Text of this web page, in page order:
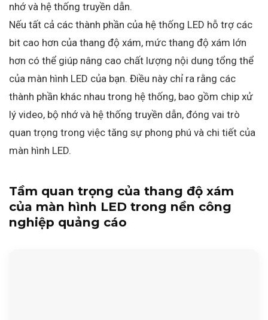
nhớ và hệ thống truyền dẫn.
Nếu tất cả các thành phần của hệ thống LED hỗ trợ các
bit cao hơn của thang độ xám, mức thang độ xám lớn
hơn có thể giúp nâng cao chất lượng nội dung tổng thể
của màn hình LED của bạn. Điều này chỉ ra rằng các
thành phần khác nhau trong hệ thống, bao gồm chip xử
lý video, bộ nhớ và hệ thống truyền dẫn, đóng vai trò
quan trọng trong việc tăng sự phong phú và chi tiết của
màn hình LED.
Tầm quan trọng của thang độ xám
của màn hình LED trong nền công
nghiệp quảng cáo